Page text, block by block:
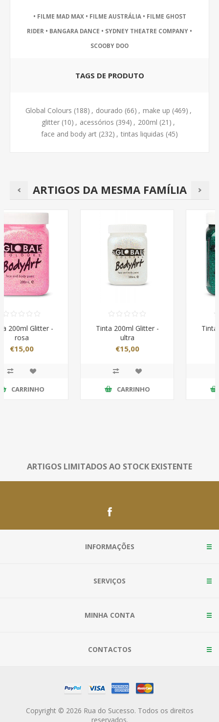
• FILME MAD MAX • FILME AUSTRÁLIA • FILME GHOST
RIDER • BANGARA DANCE • SYDNEY THEATRE COMPANY •
SCOOBY DOO
TAGS DE PRODUTO
Global Colours (188) , dourado (66) , make up (469) ,
glitter (10) , acessórios (394) , 200ml (21) ,
face and body art (232) , tintas liquidas (45)
ARTIGOS DA MESMA FAMÍLIA
Tinta 200ml Glitter -
Tinta 200ml Glitter -
ARTIGOS LIMITADOS AO STOCK EXISTENTE
INFORMAÇÕES
SERVIÇOS
MINHA CONTA
CONTACTOS
Copyright © 2026 Rua do Sucesso. Todos os direitos
reservados.